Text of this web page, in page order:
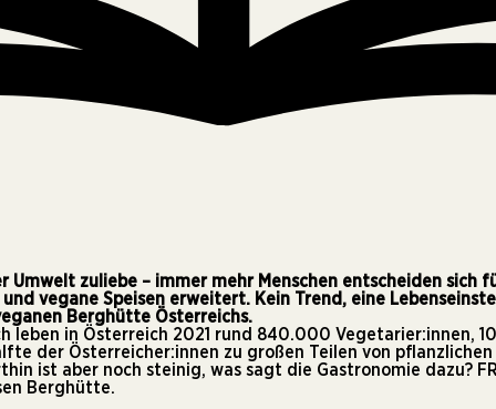
zuliebe – immer mehr Menschen entscheiden sich
vegane Speisen erweitert. Kein Trend, eine
Berghütte Österreichs.
leben in Österreich 2021 rund 840.000 Vegetarier:innen,
der Österreicher:innen zu großen Teilen von
ist aber noch steinig, was sagt die Gastronomie dazu?
Berghütte.